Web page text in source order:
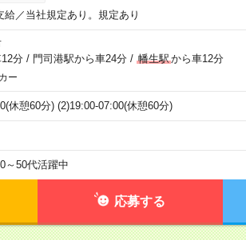
給／当社規定あり。規定あり
分/ 門司港駅から車24分/ 幡生駅から車12分
ー
休憩60分) (2)19:00-07:00(休憩60分)
～50代活躍中
応募する